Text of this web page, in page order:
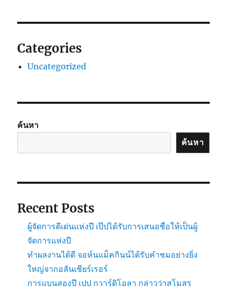
Categories
Uncategorized
ค้นหา
ค้นหา
Recent Posts
ผู้จัดการดีเด่นแห่งปี เป๊ปได้รับการเสนอชื่อให้เป็นผู้
จัดการแห่งปี
ทำผลงานได้ดี จอห์นแม็คกินน์ได้รับคำชมอย่างยิ่ง
ใหญ่จากอลันเชียร์เรอร์
การแบนสองปี เปป กวาร์ดิโอลา กล่าวว่าสโมสร